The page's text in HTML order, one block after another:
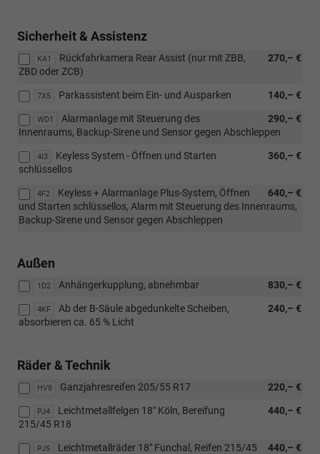
Sicherheit & Assistenz
KA1 270,– €
Rückfahrkamera Rear Assist (nur mit ZBB,
ZBD oder ZCB)
7X5 140,– €
Parkassistent beim Ein- und Ausparken
WD1 290,– €
Alarmanlage mit Steuerung des
Innenraums, Backup-Sirene und Sensor gegen Abschleppen
4I3 360,– €
Keyless System - Öffnen und Starten
schlüssellos
4F2 640,– €
Keyless + Alarmanlage Plus-System, Öffnen
und Starten schlüssellos, Alarm mit Steuerung des Innenraums,
Backup-Sirene und Sensor gegen Abschleppen
Außen
1D2 830,– €
Anhängerkupplung, abnehmbar
4KF 240,– €
Ab der B-Säule abgedunkelte Scheiben,
absorbieren ca. 65 % Licht
Räder & Technik
HV8 220,– €
Ganzjahresreifen 205/55 R17
PJ4 440,– €
Leichtmetallfelgen 18" Köln, Bereifung
215/45 R18
PJ5 440,– €
Leichtmetallräder 18" Funchal, Reifen 215/45